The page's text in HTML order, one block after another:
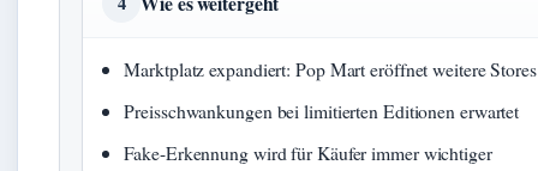
Marktplatz expandiert: Pop Mart eröffnet weitere
Preisschwankungen bei limitierten Editionen erwartet
Fake-Erkennung wird für Käufer immer wichtiger